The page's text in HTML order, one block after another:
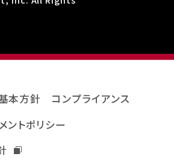
本方針
コンプライアンス
ントポリシー